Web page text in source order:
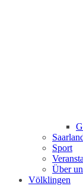
Sport
Über
Völklingen